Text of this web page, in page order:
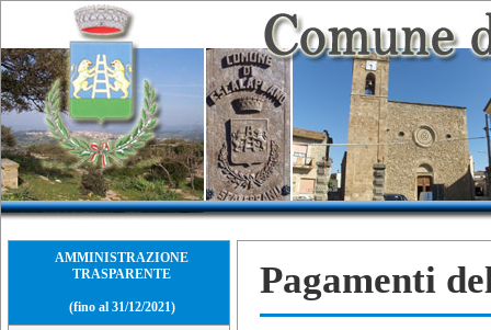
AMMINISTRAZIONE
TRASPARENTE
(fino al 31/12/2021)
Pagamenti